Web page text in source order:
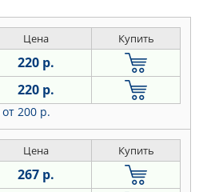
Цена Купить
220 р.
220 р.
от 200 р.
Цена Купить
267 р.